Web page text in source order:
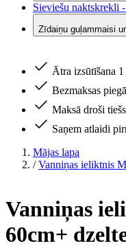
Sieviešu naktskrekli
Zīdaiņu guļammaisi
Ātra izsūtīšana
Bezmaksas
Maksā droši
Saņem atlaidi
Mājas lapa
/ Vanniņas ieliktnis
Vanniņas
60cm+